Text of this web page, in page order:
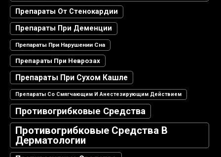
Препараты От Стенокардии
Препараты При Деменции
Препараты При Нарушении Сна
Препараты При Неврозах
Препараты При Сухом Кашле
Препараты Со Смягчающим И Анестезирующим Действием
Противогрибковые Средства
Противогрибковые Средства В
Дерматологии